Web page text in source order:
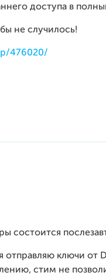
доступа в
не случилось!
476020/
состоится
отправляю ключи от
стим не